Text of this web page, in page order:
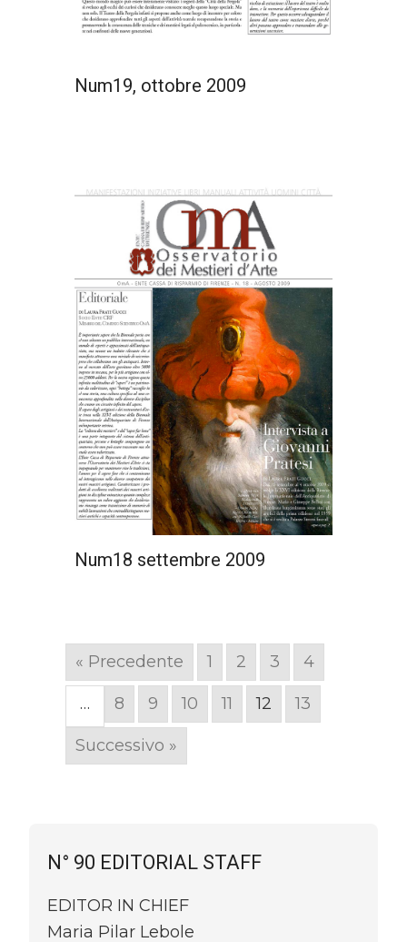
Num19, ottobre 2009
Num18 settembre 2009
« Precedente 1 2 3 4
… 8 9 10 11 12 13
Successivo »
N° 90 EDITORIAL STAFF
EDITOR IN CHIEF
Maria Pilar Lebole